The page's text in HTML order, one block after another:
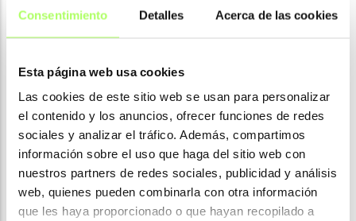
Consentimiento Detalles Acerca de las cookies
Esta página web usa cookies
Las cookies de este sitio web se usan para personalizar
el contenido y los anuncios, ofrecer funciones de redes
sociales y analizar el tráfico. Además, compartimos
información sobre el uso que haga del sitio web con
nuestros partners de redes sociales, publicidad y análisis
web, quienes pueden combinarla con otra información
que les haya proporcionado o que hayan recopilado a